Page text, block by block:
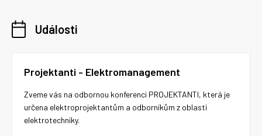
Události
Projektanti - Elektromanagement
Zveme vás na odbornou konferenci PROJEKTANTI, která je
určena elektroprojektantům a odborníkům z oblasti
elektrotechniky.